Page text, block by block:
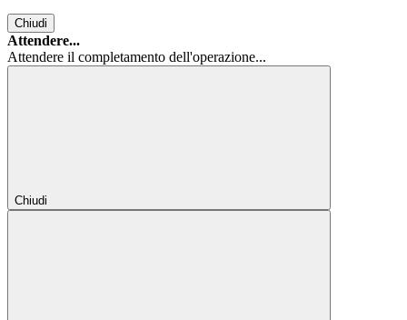
Chiudi
Attendere...
Attendere il completamento dell'operazione...
Chiudi